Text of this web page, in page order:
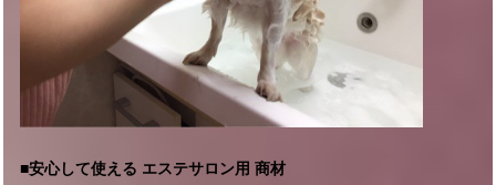
■安心して使える エステサロン用 商材